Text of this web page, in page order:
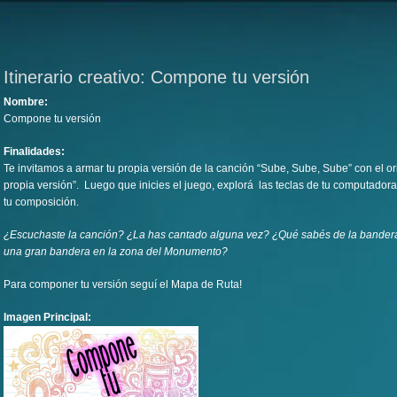
Itinerario creativo: Compone tu versión
Nombre:
Compone tu versión
Finalidades:
Te invitamos a armar tu propia versión de la canción “Sube, Sube, Sube” con el
propia versión”. Luego que inicies el juego, explorá las teclas de tu
tu composición.
¿Escuchaste la canción? ¿La has cantado alguna vez? ¿Qué sabés de la
una gran bandera en la zona del Monumento?
Para componer tu versión seguí el Mapa de Ruta!
Imagen Principal: